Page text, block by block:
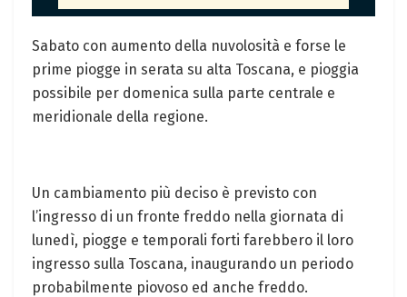
Sabato con aumento della nuvolosità e forse le
prime piogge in serata su alta Toscana, e pioggia
possibile per domenica sulla parte centrale e
meridionale della regione.
Un cambiamento più deciso è previsto con
l’ingresso di un fronte freddo nella giornata di
lunedì, piogge e temporali forti farebbero il loro
ingresso sulla Toscana, inaugurando un periodo
probabilmente piovoso ed anche freddo.